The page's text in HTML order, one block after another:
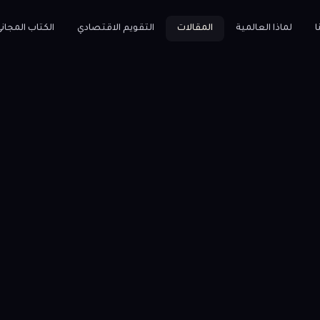
لماذا العالمية المقالات التقويم الاقتصادي الكتاب